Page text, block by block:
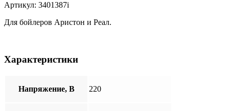
Артикул: 3401387i
Для бойлеров Аристон и Реал.
Характеристики
Напряжение, В 220